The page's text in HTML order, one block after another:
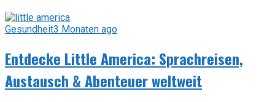
Gesundheit3 Monaten ago
Entdecke Little America: Sprachreisen,
Austausch & Abenteuer weltweit